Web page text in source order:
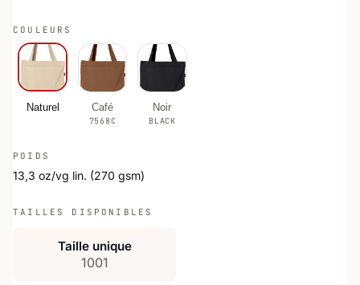
COULEURS
Naturel Café
7568C
Noir
BLACK
POIDS
13,3 oz/vg lin. (270 gsm)
TAILLES DISPONIBLES
Taille unique
1001